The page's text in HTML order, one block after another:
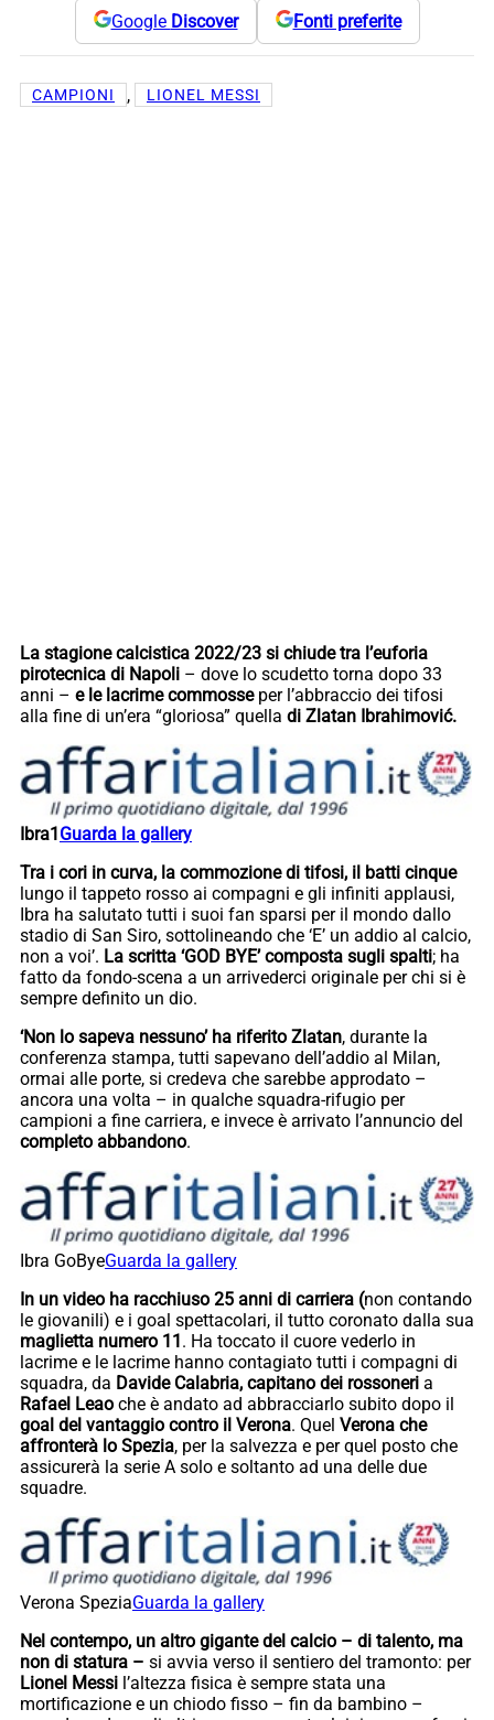
Google Discover Fonti preferite
CAMPIONI , LIONEL MESSI
La stagione calcistica 2022/23 si chiude tra l’euforia
pirotecnica di Napoli – dove lo scudetto torna dopo 33
anni – e le lacrime commosse per l’abbraccio dei tifosi
alla fine di un’era “gloriosa” quella di Zlatan Ibrahimović.
Ibra1 Guarda la gallery
Tra i cori in curva, la commozione di tifosi, il batti cinque
lungo il tappeto rosso ai compagni e gli infiniti applausi,
Ibra ha salutato tutti i suoi fan sparsi per il mondo dallo
stadio di San Siro, sottolineando che ‘E’ un addio al calcio,
non a voi’. La scritta ‘GOD BYE’ composta sugli spalti; ha
fatto da fondo-scena a un arrivederci originale per chi si è
sempre definito un dio.
‘Non lo sapeva nessuno’ ha riferito Zlatan, durante la
conferenza stampa, tutti sapevano dell’addio al Milan,
ormai alle porte, si credeva che sarebbe approdato –
ancora una volta – in qualche squadra-rifugio per
campioni a fine carriera, e invece è arrivato l’annuncio del
completo abbandono.
Ibra GoByeGuarda la gallery
In un video ha racchiuso 25 anni di carriera (non contando
le giovanili) e i goal spettacolari, il tutto coronato dalla sua
maglietta numero 11. Ha toccato il cuore vederlo in
lacrime e le lacrime hanno contagiato tutti i compagni di
squadra, da Davide Calabria, capitano dei rossoneri a
Rafael Leao che è andato ad abbracciarlo subito dopo il
goal del vantaggio contro il Verona. Quel Verona che
affronterà lo Spezia, per la salvezza e per quel posto che
assicurerà la serie A solo e soltanto ad una delle due
squadre.
Verona SpeziaGuarda la gallery
Nel contempo, un altro gigante del calcio – di talento, ma
non di statura – si avvia verso il sentiero del tramonto: per
Lionel Messi l’altezza fisica è sempre stata una
mortificazione e un chiodo fisso – fin da bambino –